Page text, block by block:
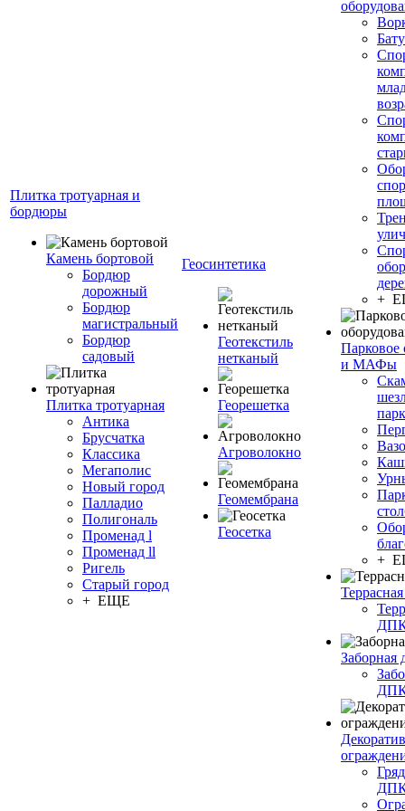
Плитка тротуарная и
бордюры
Камень бортовой
Бордюр
дорожный
Бордюр
магистральный
Бордюр
садовый
Плитка тротуарная
Антика
Брусчатка
Классика
Мегаполис
Новый город
Палладио
Полигональ
Променад l
Променад ll
Ригель
Старый город
+ ЕЩЕ
Геосинтетика
Геотекстиль
нетканый
Георешетка
Агроволокно
Геомембрана
Геосетка
+
Парковое
и МАФы
+
Заборная